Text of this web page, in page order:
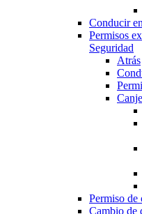
Conducir
Permisos
Seguridad
Atrás
Permiso de
Cambio de